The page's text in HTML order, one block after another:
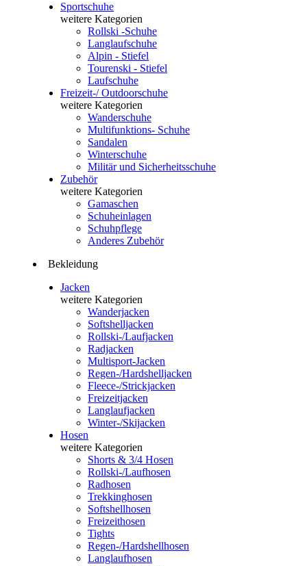
Sportschuhe
weitere Kategorien
Rollski -Schuhe
Langlaufschuhe
Alpin - Stiefel
Tourenski - Stiefel
Laufschuhe
Freizeit-/ Outdoorschuhe
weitere Kategorien
Wanderschuhe
Multifunktions- Schuhe
Sandalen
Winterschuhe
Militär und Sicherheitsschuhe
Zubehör
weitere Kategorien
Gamaschen
Schuheinlagen
Schuhpflege
Anderes Zubehör
Bekleidung
Jacken
weitere Kategorien
Wanderjacken
Softshelljacken
Rollski-/Laufjacken
Radjacken
Multisport-Jacken
Regen-/Hardshelljacken
Fleece-/Strickjacken
Freizeitjacken
Langlaufjacken
Winter-/Skijacken
Hosen
weitere Kategorien
Shorts & 3/4 Hosen
Rollski-/Laufhosen
Radhosen
Trekkinghosen
Softshellhosen
Freizeithosen
Tights
Regen-/Hardshellhosen
Langlaufhosen